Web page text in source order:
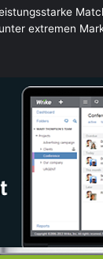
extremen